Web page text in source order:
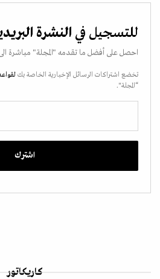
للتسجيل في النشرة
احصل على أفضل ما تقدمه "المجلة" مباشرة
تخضع اشتراكات الرسائل الإخبارية الخاصة بك
“المجلة".
كاريكاتور